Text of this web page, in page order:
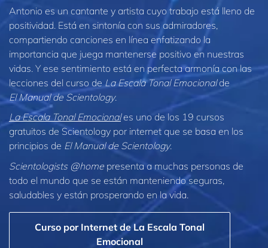
Antonio es un cantante y artista cuyo trabajo está lleno de
positividad. Está en sintonía con sus admiradores,
compartiendo canciones en línea enfatizando la
importancia que juega mantenerse positivo en nuestras
vidas. Y ese sentimiento está en perfecta armonía con las
lecciones del curso de La Escala Tonal Emocionalde
El Manual de Scientology.
La Escala Tonal Emocional es uno de los 19 cursos
gratuitos de Scientology por internet que se basa en los
principios de El Manual de Scientology.
Scientologists @home presenta a muchas personas de
todo el mundo que se están manteniendo seguras,
saludables y están prosperando en la vida.
Curso por Internet de La Escala Tonal
Emocional